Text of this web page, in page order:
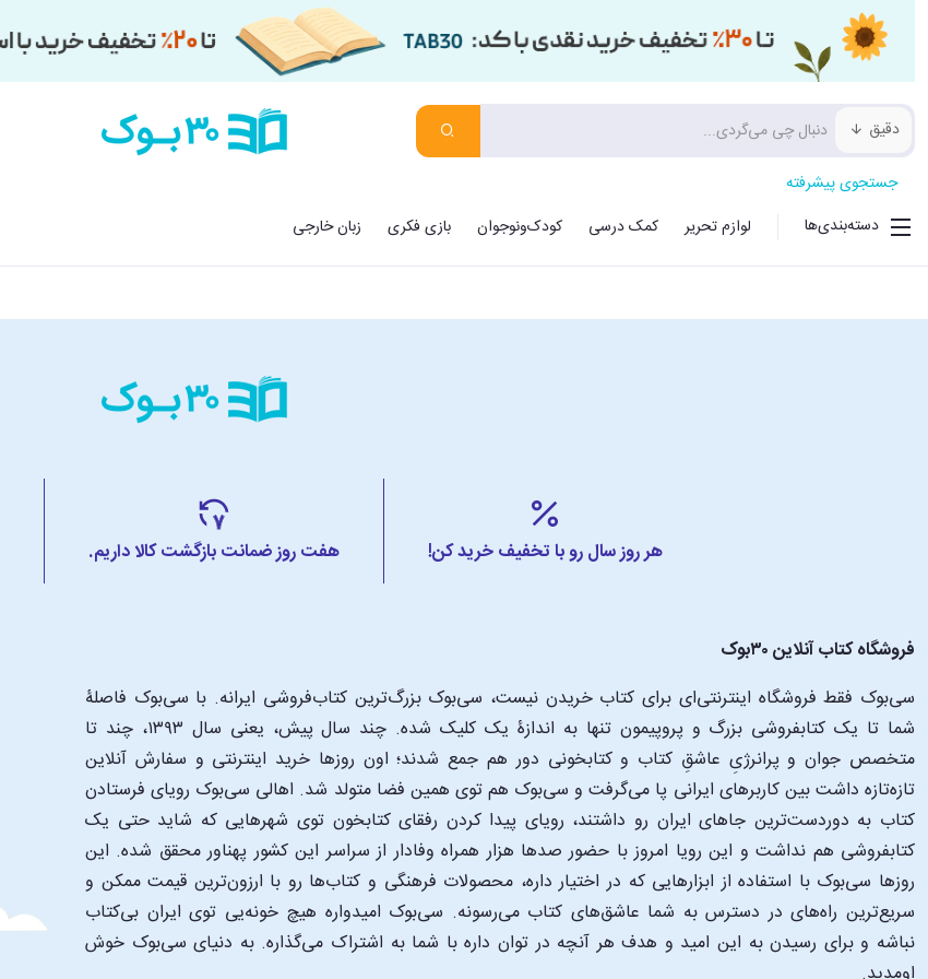
دقیق
جستجوی پیشرفته
دسته‌بندی‌ها
لوازم تحریر کمک درسی کودک‌ونوجوان بازی فکری زبان خارجی
هر روز سال رو با تخفیف خرید کن! هفت روز ضمانت بازگشت کالا داریم.
فروشگاه کتاب آنلاین ۳۰بوک
سی‌بوک فقط فروشگاه اینترنتی‌ای برای کتاب خریدن نیست، سی‌بوک بزرگ‌ترین کتاب‌فروشی ایرانه. با سی‌بوک فاصلۀ
شما تا یک کتابفروشی بزرگ و پروپیمون تنها به اندازۀ یک کلیک شده. چند سال پیش، یعنی سال ۱۳۹۳، چند تا
متخصص جوان و پرانرژیِ عاشقِ کتاب و کتابخونی دور هم جمع شدند؛ اون‌ روزها خرید اینترنتی و سفارش آنلاین
تازه‌تازه داشت بین کاربرهای ایرانی پا می‌گرفت و سی‌بوک هم توی همین فضا متولد شد. اهالی سی‌بوک رویای فرستادن
کتاب به دوردست‌ترین جاهای ایران رو داشتند، رویای پیدا کردن رفقای کتابخون توی شهرهایی که شاید حتی یک
کتابفروشی هم نداشت و این رویا امروز با حضور صدها هزار همراه وفادار از سراسر این کشور پهناور محقق شده. این
‌روزها سی‌بوک با استفاده از ابزارهایی که در اختیار داره، محصولات فرهنگی و کتاب‌ها رو با ارزون‌ترین قیمت ممکن و
سریع‌ترین راه‌های در دسترس به شما عاشق‌های کتاب می‌رسونه. سی‌بوک امیدواره هیچ خونه‌یی توی ایران بی‌کتاب
نباشه و برای رسیدن به این امید و هدف هر آنچه در توان داره با شما به اشتراک می‌گذاره. به دنیای سی‌بوک خوش